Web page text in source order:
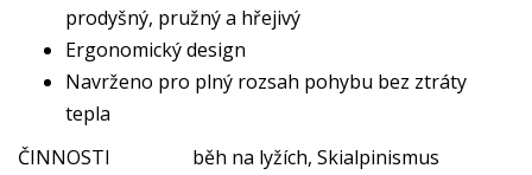
prodyšný, pružný a hřejivý
Ergonomický design
Navrženo pro plný rozsah pohybu bez ztráty
tepla
ČINNOSTI
běh na lyžích, Skialpinismus